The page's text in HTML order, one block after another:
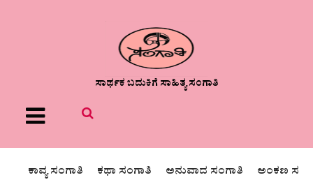
ಸಾರ್ಥಕ ಬದುಕಿಗೆ ಸಾಹಿತ್ಯ ಸಂಗಾತಿ
Menu
ಕಾವ್ಯ ಸಂಗಾತಿ ಕಥಾ ಸಂಗಾತಿ ಅನುವಾದ ಸಂಗಾತಿ ಅಂಕಣ